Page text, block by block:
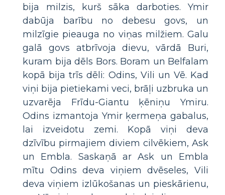
bija milzis, kurš sāka darboties. Ymir
dabūja barību no debesu govs, un
milzīgie pieauga no viņas milžiem. Galu
galā govs atbrīvoja dievu, vārdā Buri,
kuram bija dēls Bors. Boram un Belfalam
kopā bija trīs dēli: Odins, Vili un Vē. Kad
viņi bija pietiekami veci, brāļi uzbruka un
uzvarēja Frīdu-Giantu ķēniņu Ymiru.
Odins izmantoja Ymir ķermeņa gabalus,
lai izveidotu zemi. Kopā viņi deva
dzīvību pirmajiem diviem cilvēkiem, Ask
un Embla. Saskaņā ar Ask un Embla
mītu Odins deva viņiem dvēseles, Vili
deva viņiem izlūkošanas un pieskārienu,